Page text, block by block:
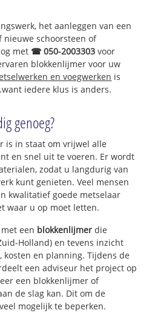
het aanleggen van een
nieuwe schoorsteen of
met ☎ 050-2003303 voor
blokkenlijmer voor uw
en voegwerken is
iedere klus is anders.
genoeg?
is in staat om vrijwel alle
en snel uit te voeren. Er wordt
zodat u langdurig van
kunt genieten. Veel mensen
kwalitatief goede metselaar
waar u op moet letten.
een blokkenlijmer die
Holland) en tevens inzicht
en planning. Tijdens de
een adviseur het project op
een blokkenlijmer of
de slag kan. Dit om de
mogelijk te beperken.